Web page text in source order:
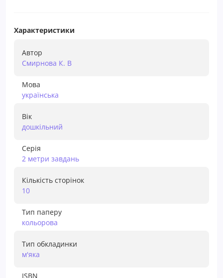
Характеристики
Автор
Смирнова К. В
Мова
українська
Вік
дошкiльний
Серія
2 метри завдань
Кількість сторінок
10
Тип паперу
кольорова
Тип обкладинки
м'яка
ISBN